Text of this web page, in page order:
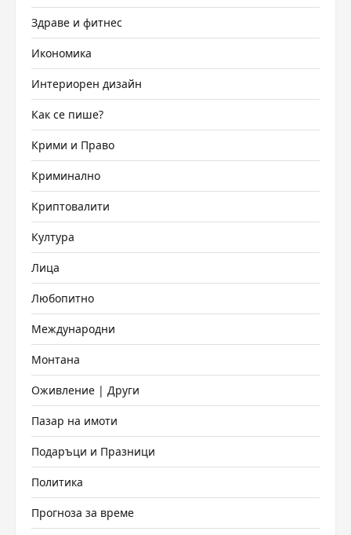
Здраве и фитнес
Икономика
Интериорен дизайн
Как се пише?
Крими и Право
Криминално
Криптовалити
Култура
Лица
Любопитно
Международни
Монтана
Оживление | Други
Пазар на имоти
Подаръци и Празници
Политика
Прогноза за време